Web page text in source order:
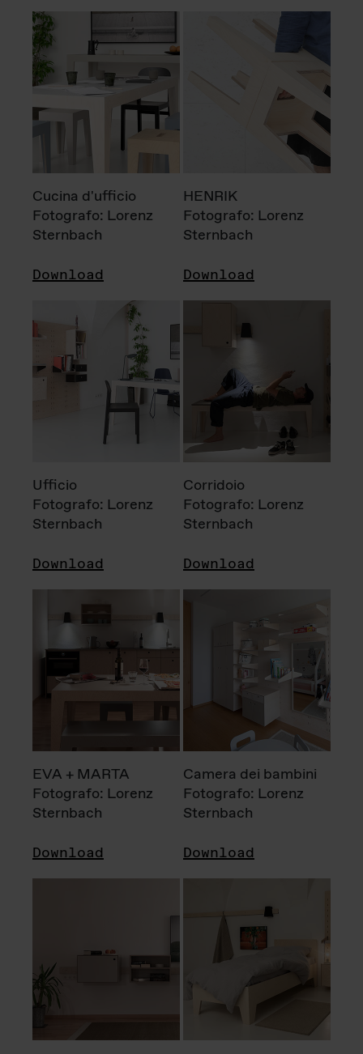
Cucina d'ufficio
Fotografo: Lorenz
Sternbach
Download
HENRIK
Fotografo: Lorenz
Sternbach
Download
Ufficio
Fotografo: Lorenz
Sternbach
Download
Corridoio
Fotografo: Lorenz
Sternbach
Download
EVA + MARTA
Fotografo: Lorenz
Sternbach
Download
Camera dei bambini
Fotografo: Lorenz
Sternbach
Download